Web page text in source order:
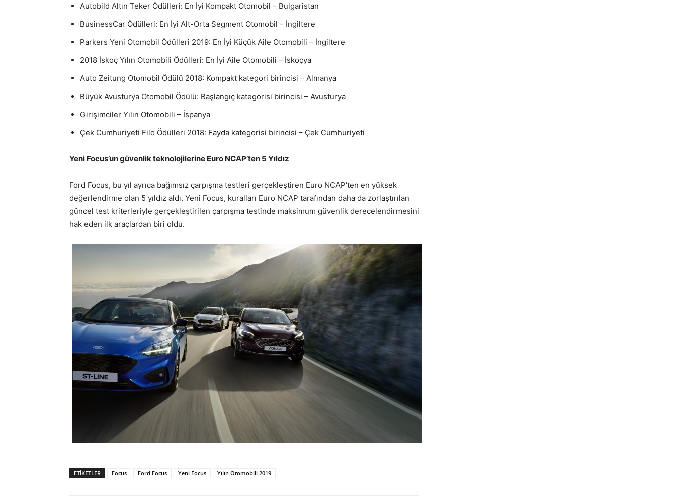
Autobild Altın Teker Ödülleri: En İyi Kompakt Otomobil – Bulgaristan
BusinessCar Ödülleri: En İyi Alt-Orta Segment Otomobil – İngiltere
Parkers Yeni Otomobil Ödülleri 2019: En İyi Küçük Aile Otomobili – İngiltere
2018 İskoç Yılın Otomobili Ödülleri: En İyi Aile Otomobili – İskoçya
Auto Zeitung Otomobil Ödülü 2018: Kompakt kategori birincisi – Almanya
Büyük Avusturya Otomobil Ödülü: Başlangıç kategorisi birincisi – Avusturya
Girişimciler Yılın Otomobili – İspanya
Çek Cumhuriyeti Filo Ödülleri 2018: Fayda kategorisi birincisi – Çek Cumhuriyeti
Yeni Focus’un güvenlik teknolojilerine Euro NCAP’ten 5 Yıldız
Ford Focus, bu yıl ayrıca bağımsız çarpışma testleri gerçekleştiren Euro NCAP’ten en yüksek
değerlendirme olan 5 yıldız aldı. Yeni Focus, kuralları Euro NCAP tarafından daha da zorlaştırılan
güncel test kriterleriyle gerçekleştirilen çarpışma testinde maksimum güvenlik derecelendirmesini
hak eden ilk araçlardan biri oldu.
ETIKETLER Focus Ford Focus Yeni Focus Yılın Otomobili 2019